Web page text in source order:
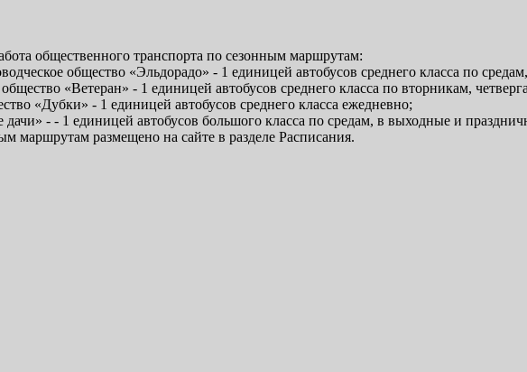
общественного транспорта по сезонным маршрутам:
общество «Эльдорадо» - 1 единицей автобусов среднего класса по
«Ветеран» - 1 единицей автобусов среднего класса по вторникам,
«Дубки» - 1 единицей автобусов среднего класса ежедневно;
- - 1 единицей автобусов большого класса по средам, в выходные и
маршрутам размещено на сайте в разделе Расписания.